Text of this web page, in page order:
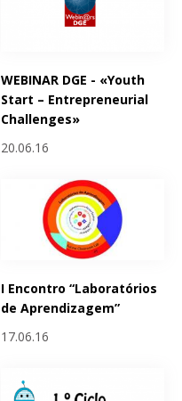
WEBINAR DGE - «Youth
Start – Entrepreneurial
Challenges»
20.06.16
I Encontro “Laboratórios
de Aprendizagem”
17.06.16